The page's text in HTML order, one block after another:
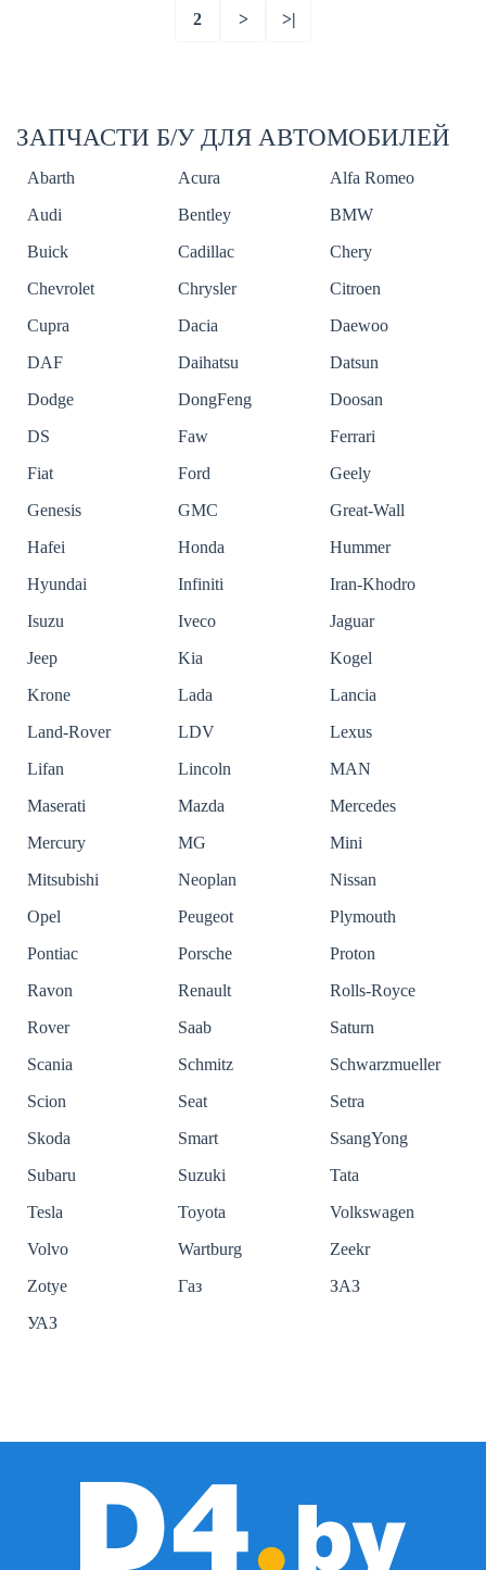
2 > >|
ЗАПЧАСТИ Б/У ДЛЯ АВТОМОБИЛЕЙ
Abarth Acura
Alfa Romeo
Audi
Bentley
BMW
Buick
Cadillac
Chery
Chevrolet
Chrysler
Citroen
Cupra
Dacia
Daewoo
DAF
Daihatsu
Datsun
Dodge
DongFeng
Doosan
DS
Faw
Ferrari
Fiat
Ford
Geely
Genesis
GMC
Great-Wall
Hafei
Honda
Hummer
Hyundai
Infiniti
Iran-Khodro
Isuzu
Iveco
Jaguar
Jeep
Kia
Kogel
Krone
Lada
Lancia
Land-Rover
LDV
Lexus
Lifan
Lincoln
MAN
Maserati
Mazda
Mercedes
Mercury
MG
Mini
Mitsubishi
Neoplan
Nissan
Opel
Peugeot
Plymouth
Pontiac
Porsche
Proton
Ravon
Renault
Rolls-Royce
Rover
Saab
Saturn
Scania
Schmitz
Schwarzmueller
Scion
Seat
Setra
Skoda
Smart
SsangYong
Subaru
Suzuki
Tata
Tesla
Toyota
Volkswagen
Volvo
Wartburg
Zeekr
Zotye
Газ
ЗАЗ
УАЗ